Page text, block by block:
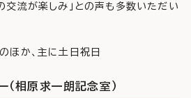
交流が楽しみ」との声も多数いただい
ほか、主に土日祝日
（相原求一朗記念室）